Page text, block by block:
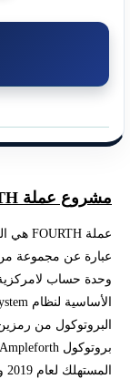
مشروع عملة FOURTH وأهدافه